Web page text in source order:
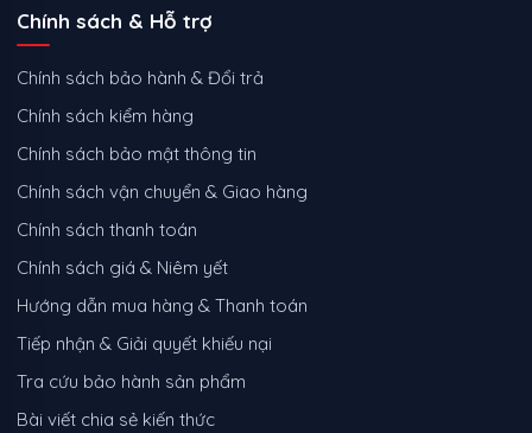
Chính sách & Hỗ trợ
Chính sách bảo hành & Đổi trả
Chính sách kiểm hàng
Chính sách bảo mật thông tin
Chính sách vận chuyển & Giao hàng
Chính sách thanh toán
Chính sách giá & Niêm yết
Hướng dẫn mua hàng & Thanh toán
Tiếp nhận & Giải quyết khiếu nại
Tra cứu bảo hành sản phẩm
Bài viết chia sẻ kiến thức